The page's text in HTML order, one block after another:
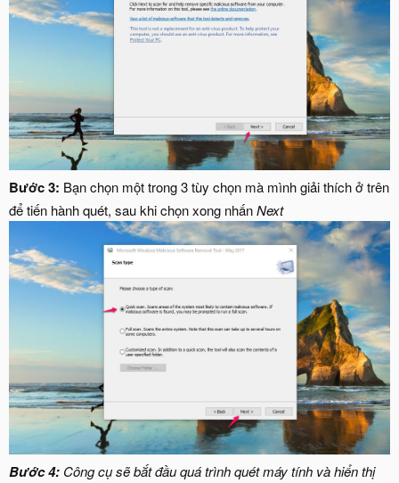
Bước 3: Bạn chọn một trong 3 tùy chọn mà mình giải thích ở trên
để tiến hành quét, sau khi chọn xong nhấnNext
Bước 4: Công cụ sẽ bắt đầu quá trình quét máy tính và hiển thị